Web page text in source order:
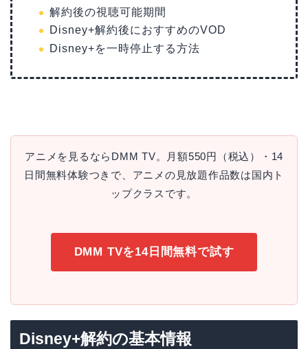
解約後の視聴可能期間
Disney+解約後におすすめのVOD
Disney+を一時停止する方法
アニメを見るならDMM TV。月額550円（税込）・14
日間無料体験つきで、アニメの見放題作品数は国内ト
ップクラスです。
DMM TVを14日間無料で試す
Disney+解約の基本情報